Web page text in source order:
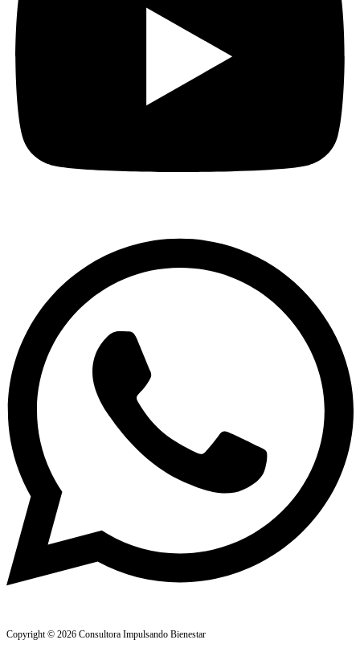
Copyright © 2026 Consultora Impulsando Bienestar